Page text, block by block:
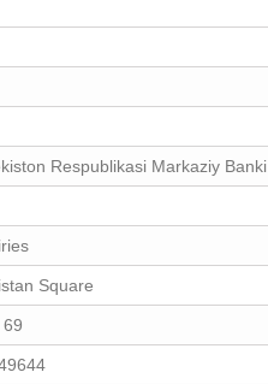
Respublikasi Markaziy Banki
Square
69